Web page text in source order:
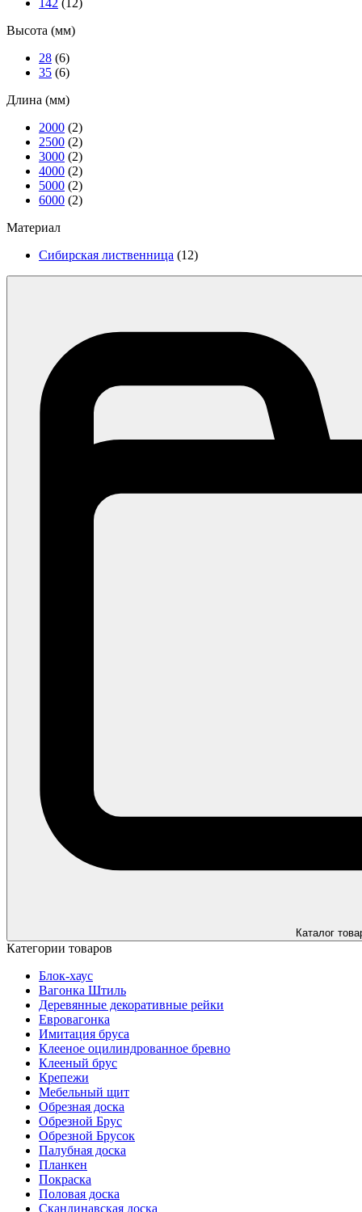
142 (12)
Высота (мм)
28 (6)
35 (6)
Длина (мм)
2000 (2)
2500 (2)
3000 (2)
4000 (2)
5000 (2)
6000 (2)
Материал
Сибирская лиственница (12)
Каталог
Категории товаров
Блок-хаус
Вагонка Штиль
Деревянные декоративные рейки
Евровагонка
Имитация бруса
Клееное оцилиндрованное бревно
Клееный брус
Крепежи
Мебельный щит
Обрезная доска
Обрезной Брус
Обрезной Брусок
Палубная доска
Планкен
Покраска
Половая доска
Скандинавская доска